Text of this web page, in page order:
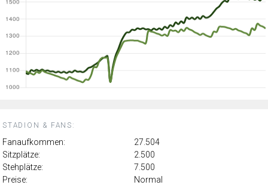
STADION & FANS:
Fanaufkommen:
27.504
Sitzplätze:
2.500
Stehplätze:
7.500
Preise:
Normal